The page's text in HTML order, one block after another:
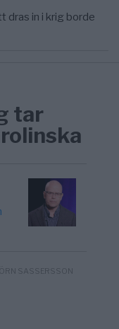
dras in i krig borde
tar
SASSERSSON